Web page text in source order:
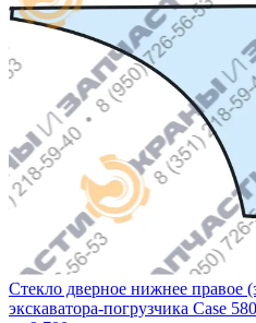
Стекло дверное нижнее правое
экскаватора-погрузчика Case